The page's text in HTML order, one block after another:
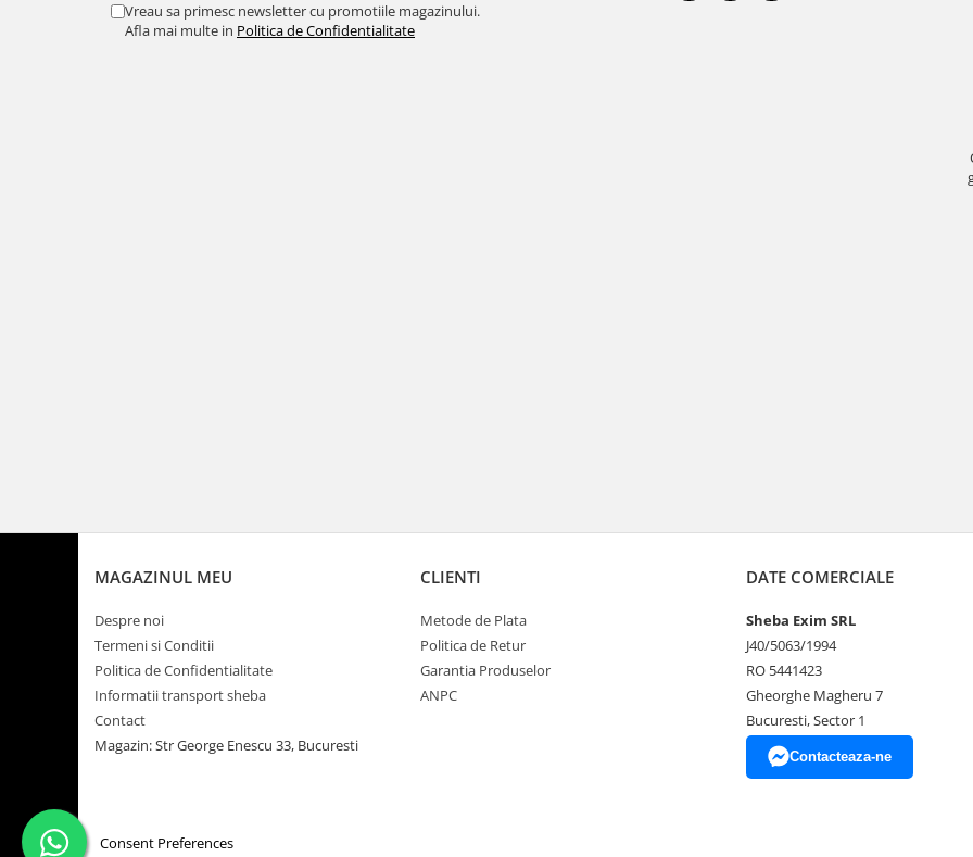
Vreau sa primesc newsletter cu promotiile magazinului.
Afla mai multe in Politica de Confidentialitate
MAGAZINUL MEU
Despre noi
Termeni si Conditii
Politica de Confidentialitate
Informatii transport sheba
Contact
Magazin: Str George Enescu 33, Bucuresti
CLIENTI
Metode de Plata
Politica de Retur
Garantia Produselor
ANPC
DATE COMERCIALE
Sheba Exim SRL
J40/5063/1994
RO 5441423
Gheorghe Magheru 7
Bucuresti, Sector 1
Contacteaza-ne
Consent Preferences